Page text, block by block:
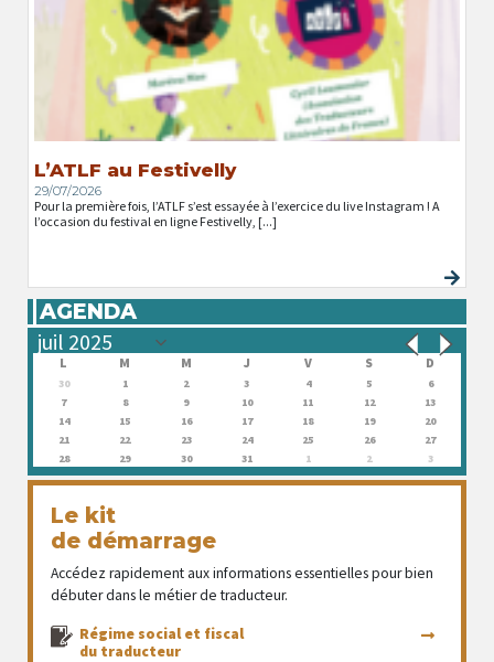
L’ATLF au Festivelly
29/07/2026
Pour la première fois, l’ATLF s’est essayée à l’exercice du live Instagram ! A
l’occasion du festival en ligne Festivelly, [...]
AGENDA
L M M J V S D
30 1 2 3 4 5
6
7
8 9 10 11 12
13
14
15 16 17 18 19
20
21
22 23 24 25 26
27
28
29 30 31 1 2 3
Le kit
de démarrage
Accédez rapidement aux informations essentielles pour bien
débuter dans le métier de traducteur.
Régime social et fiscal
du traducteur